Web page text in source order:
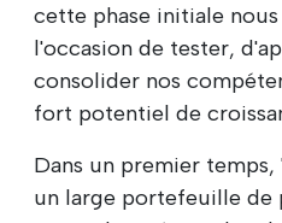
cette phase initiale
l'occasion de tester,
consolider nos
fort potentiel de
Dans un premier
un large portefeuille de